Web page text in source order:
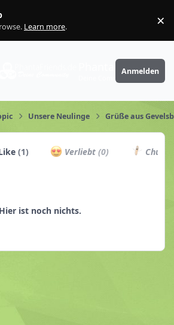
Learn more. ×
PhantaFriends.de
Anmelden
Unsere Neulinge Grüße aus
(1) Verliebt(0)
Hier ist noch nichts.